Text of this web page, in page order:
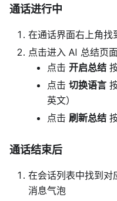
通话进行中
在通话界面右上角找
点击进入 AI 总结页
点击 开启总结
点击 切换语言
英文）
点击 刷新总结
通话结束后
在会话列表中找到对
消息气泡